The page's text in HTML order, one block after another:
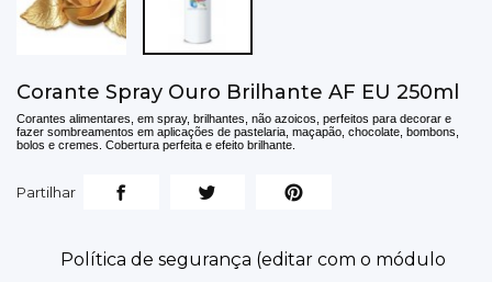
Corante Spray Ouro Brilhante AF EU 250ml
Corantes alimentares, em spray, brilhantes, não azoicos, perfeitos para decorar e
fazer sombreamentos em aplicações de pastelaria, maçapão, chocolate, bombons,
bolos e cremes. Cobertura perfeita e efeito brilhante.
Partilhar
Política de segurança (editar com o módulo